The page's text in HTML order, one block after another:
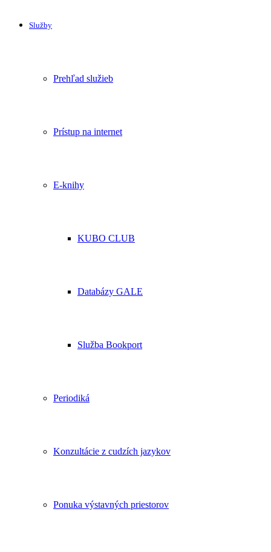
Služby
Prehľad služieb
Prístup na internet
E-knihy
KUBO CLUB
Databázy GALE
Služba Bookport
Periodiká
Konzultácie z cudzích jazykov
Ponuka výstavných priestorov